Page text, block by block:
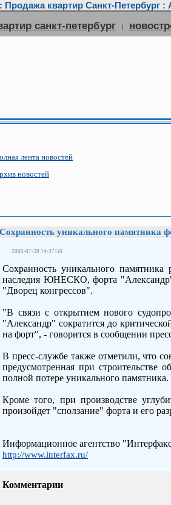
квартир Санкт-Петербург :
санкт-петербург |
лента новостей
новостей
Сохранность уникального памятника
2006-07-28 14:37:50
Сохранность уникального
наследия ЮHЕСКО, форта "Александр"
"Дворец конгрессов".
"В связи с открытием нового
"Александр" сократится до
на форт", - говорится в сообщении
В пресс-службе также отметили, что
предусмотренная при строительстве
полной потере уникального памятника.
Кроме того, при производстве
произойдет "сползание" форта и его
Информационное агентство
http://www.interfax.ru/
Комментарии